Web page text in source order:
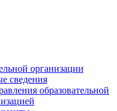
организации
сведения
образовательной